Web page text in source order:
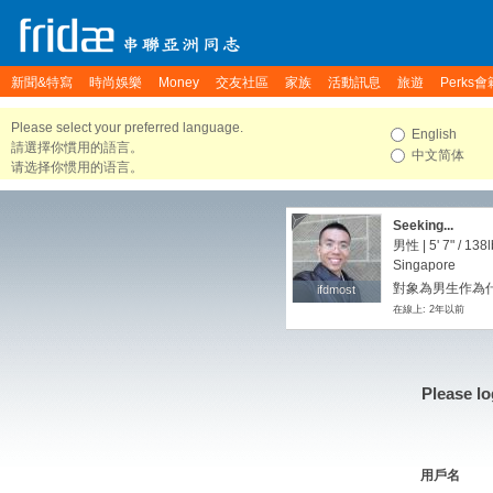
新聞&特寫 時尚娛樂 Money 交友社區 家族 活動訊息 旅遊 Perks會
Please select your preferred language.
請選擇你慣用的語言。
请选择你惯用的语言。
English
中文简体
ifdmost
ifdmost
Seeking...
男性 | 5' 7" /
Singapore
對象為男生作為
在線上: 2年以前
Please
用戶名